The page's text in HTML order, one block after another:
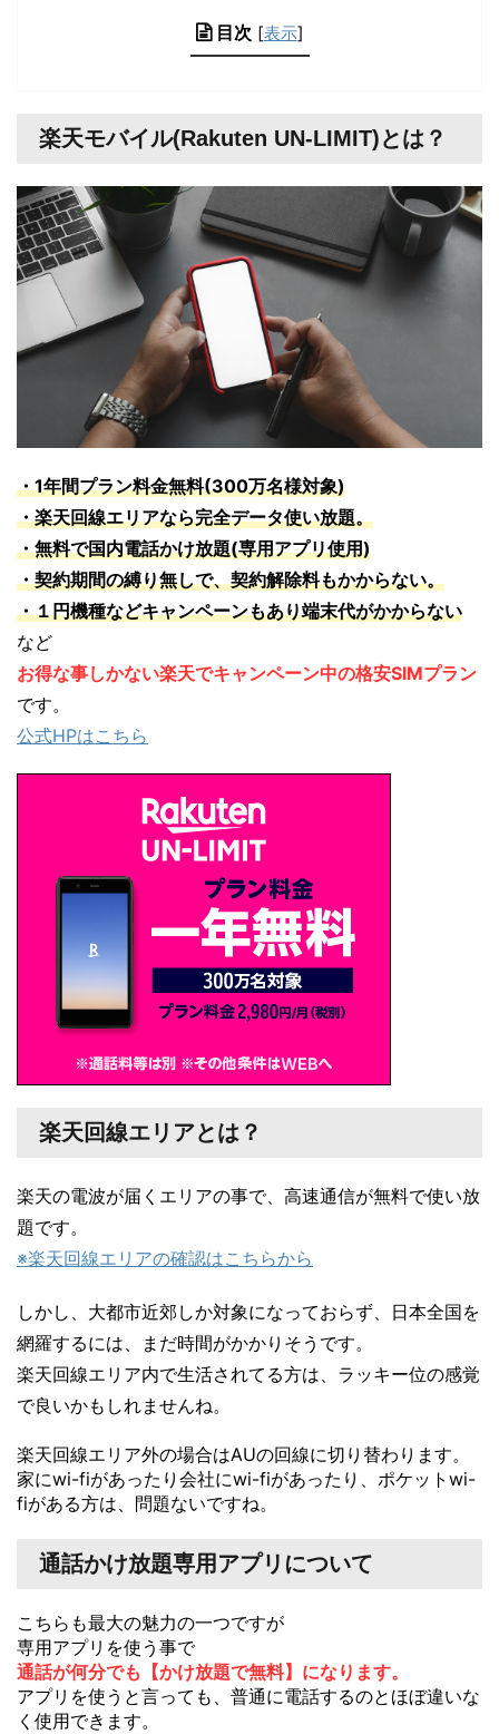
目次 [表示]
楽天モバイル(Rakuten UN-LIMIT)とは？
・1年間プラン料金無料(300万名様対象)
・楽天回線エリアなら完全データ使い放題。
・無料で国内電話かけ放題(専用アプリ使用)
・契約期間の縛り無しで、契約解除料もかからない。
・１円機種などキャンペーンもあり端末代がかからない
など
お得な事しかない楽天でキャンペーン中の格安SIMプラン
です。
公式HPはこちら
楽天回線エリアとは？
楽天の電波が届くエリアの事で、高速通信が無料で使い放
題です。
※楽天回線エリアの確認はこちらから
しかし、大都市近郊しか対象になっておらず、日本全国を
網羅するには、まだ時間がかかりそうです。
楽天回線エリア内で生活されてる方は、ラッキー位の感覚
で良いかもしれませんね。
楽天回線エリア外の場合はAUの回線に切り替わります。
家にwi-fiがあったり会社にwi-fiがあったり、ポケットwi-
fiがある方は、問題ないですね。
通話かけ放題専用アプリについて
こちらも最大の魅力の一つですが
専用アプリを使う事で
通話が何分でも【かけ放題で無料】になります。
アプリを使うと言っても、普通に電話するのとほぼ違いな
く使用できます。